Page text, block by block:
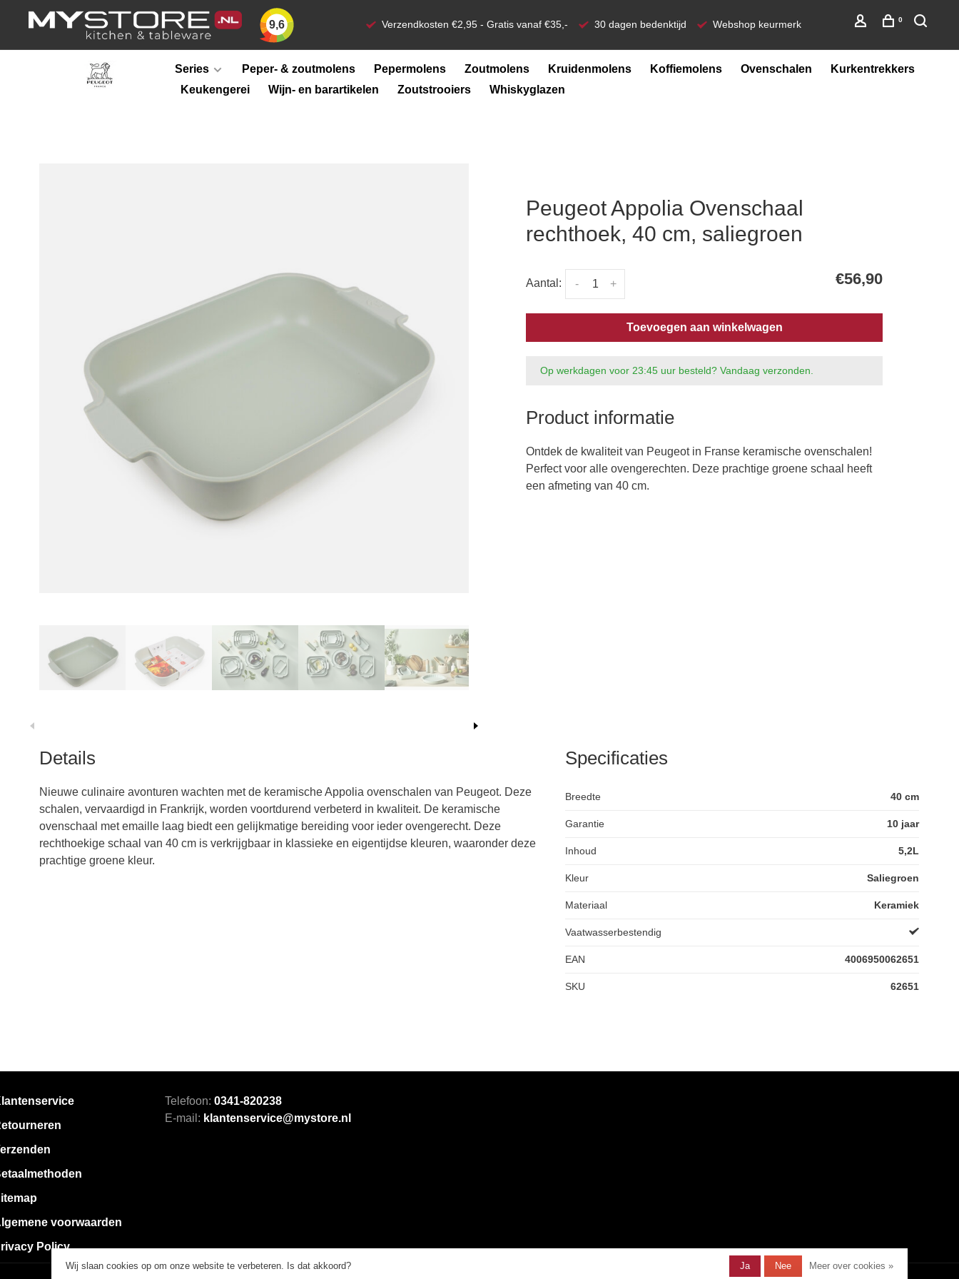
9,6 Verzendkosten €2,95 - Gratis vanaf €35,- 30 dagen bedenktijd Webshop keurmerk 0
Series Peper- & zoutmolens Pepermolens Zoutmolens Kruidenmolens Koffiemolens Ovenschalen
Kurkentrekkers
Keukengerei
Wijn- en barartikelen Zoutstrooiers Whiskyglazen
Peugeot Appolia Ovenschaal
rechthoek, 40 cm, saliegroen
Aantal: +
- €56,90
Toevoegen aan winkelwagen
Op werkdagen voor 23:45 uur besteld? Vandaag verzonden.
Product informatie
Ontdek de kwaliteit van Peugeot in Franse keramische ovenschalen!
Perfect voor alle ovengerechten. Deze prachtige groene schaal heeft
een afmeting van 40 cm.
Details
Nieuwe culinaire avonturen wachten met de keramische Appolia ovenschalen van Peugeot. Deze
schalen, vervaardigd in Frankrijk, worden voortdurend verbeterd in kwaliteit. De keramische
ovenschaal met emaille laag biedt een gelijkmatige bereiding voor ieder ovengerecht. Deze
rechthoekige schaal van 40 cm is verkrijgbaar in klassieke en eigentijdse kleuren, waaronder deze
prachtige groene kleur.
Specificaties
Breedte 40 cm
Garantie 10 jaar
Inhoud 5,2L
Kleur Saliegroen
Materiaal Keramiek
Vaatwasserbestendig
EAN 4006950062651
SKU 62651
voorwaarden
Policy
Telefoon: 0341-820238
E-mail: klantenservice@mystore.nl
Wij slaan cookies op om onze website te verbeteren. Is dat akkoord? Ja Nee Meer over cookies »